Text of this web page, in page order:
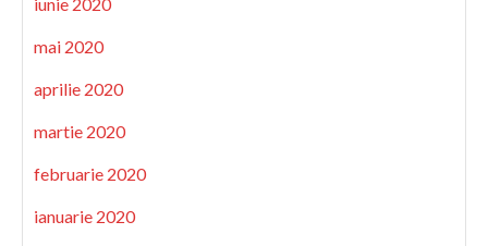
mai 2020
aprilie 2020
martie 2020
februarie 2020
ianuarie 2020